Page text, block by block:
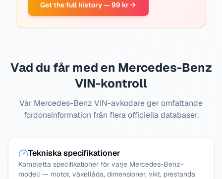
Get the full history — 99 kr
Vad du får med en Mercedes-Benz
VIN-kontroll
Vår Mercedes-Benz VIN-avkodare ger omfattande
fordonsinformation från flera officiella databaser.
Tekniska specifikationer
Kompletta specifikationer för varje Mercedes-Benz-
modell — motor, växellåda, dimensioner, vikt, prestanda